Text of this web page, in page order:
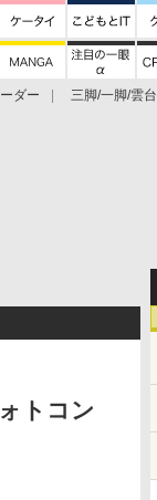
ダー 三脚/一脚/雲台
トコン